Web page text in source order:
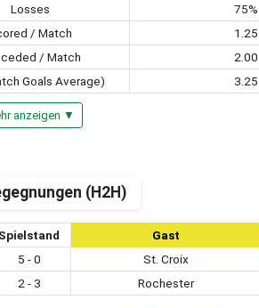
Losses
75%
/ Match
1.25
/ Match
2.00
Goals Average)
3.25
anzeigen ▼
(H2H)
Spielstand Gast
5 - 0 St. Croix
2 - 3 Rochester